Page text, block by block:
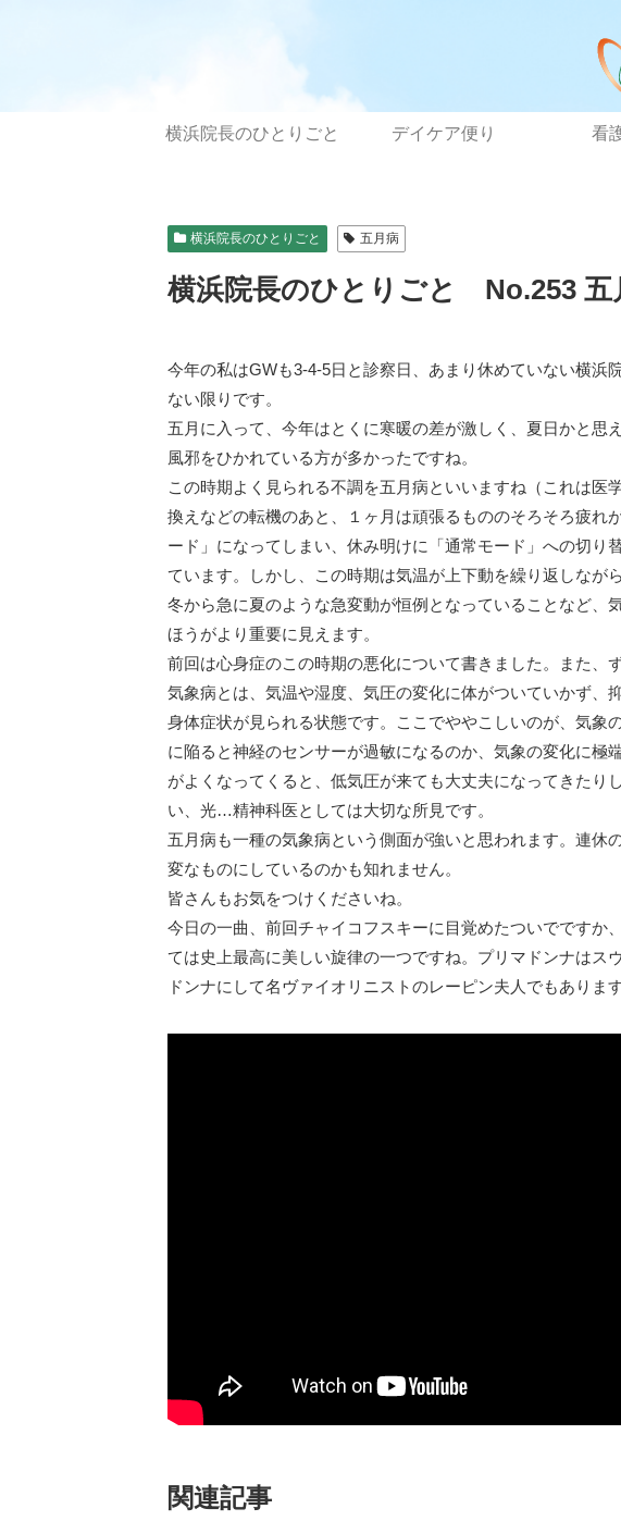
横浜院長のひとりごと デイケア便り 看
横浜院長のひとりごと 五月病
横浜院長のひとりごと No.253 五
今年の私はGWも3-4-5日と診察日、あまり休めていない横浜
ない限りです。
五月に入って、今年はとくに寒暖の差が激しく、夏日かと思
風邪をひかれている方が多かったですね。
この時期よく見られる不調を五月病といいますね（これは
換えなどの転機のあと、１ヶ月は頑張るもののそろそろ疲れ
ード」になってしまい、休み明けに「通常モード」への切
ています。しかし、この時期は気温が上下動を繰り返しなが
冬から急に夏のような急変動が恒例となっていることなど、
ほうがより重要に見えます。
前回は心身症のこの時期の悪化について書きました。また、
気象病とは、気温や湿度、気圧の変化に体がついていかず、
身体症状が見られる状態です。ここでややこしいのが、気象
に陥ると神経のセンサーが過敏になるのか、気象の変化に
がよくなってくると、低気圧が来ても大丈夫になってきた
い、光…精神科医としては大切な所見です。
五月病も一種の気象病という側面が強いと思われます。連
変なものにしているのかも知れません。
皆さんもお気をつけくださいね。
今日の一曲、前回チャイコフスキーに目覚めたついでですか
ては史上最高に美しい旋律の一つですね。プリマドンナはス
ドンナにして名ヴァイオリニストのレーピン夫人でもありま
関連記事